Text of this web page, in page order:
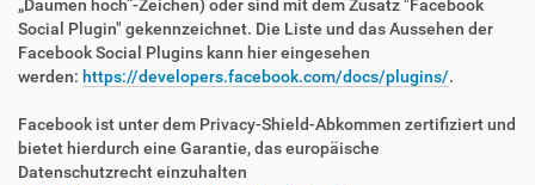
„Daumen hoch“-Zeichen) oder sind mit dem Zusatz "Facebook
Social Plugin" gekennzeichnet. Die Liste und das Aussehen der
Facebook Social Plugins kann hier eingesehen
werden: https://developers.facebook.com/docs/plugins/.
Facebook ist unter dem Privacy-Shield-Abkommen zertifiziert und
bietet hierdurch eine Garantie, das europäische
Datenschutzrecht einzuhalten